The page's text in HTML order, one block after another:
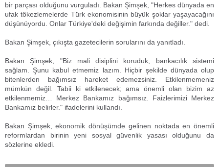
bir parçası olduğunu vurguladı. Bakan Şimşek, "Herkes dünyada en
ufak tökezlemelerde Türk ekonomisinin büyük şoklar yaşayacağını
düşünüyordu. Onlar Türkiye'deki değişimin farkında değiller." dedi.
Bakan Şimşek, çıkışta gazetecilerin sorularını da yanıtladı.
Bakan Şimşek, "Biz mali disiplini koruduk, bankacılık sistemi
sağlam. Şunu kabul etmemiz lazım. Hiçbir şekilde dünyada olup
bitenlerden bağımsız hareket edemezsiniz. Etkilenmemeniz
mümkün değil. Tabii ki etkilenecek; ama önemli olan bizim az
etkilenmemiz… Merkez Bankamız bağımsız. Faizlerimizi Merkez
Bankamız belirler." ifadelerini kullandı.
Bakan Şimşek, ekonomik dönüşümde gelinen noktada en önemli
reformlardan birinin yeni sosyal güvenlik yasası olduğunu da
sözlerine ekledi.